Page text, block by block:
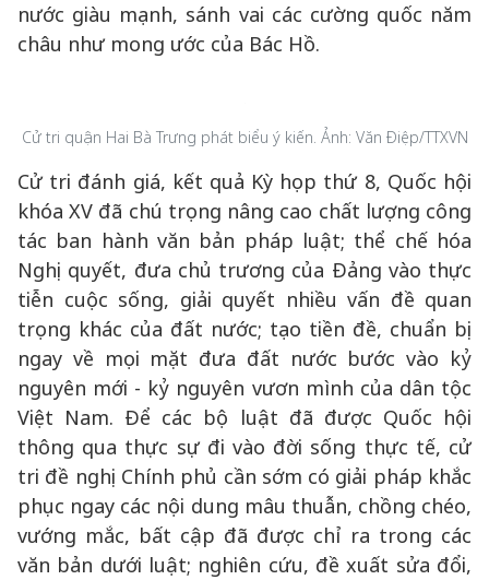
nước giàu mạnh, sánh vai các cường quốc năm
châu như mong ước của Bác Hồ.
Cử tri quận Hai Bà Trưng phát biểu ý kiến. Ảnh: Văn Điệp/TTXVN
Cử tri đánh giá, kết quả Kỳ họp thứ 8, Quốc hội
khóa XV đã chú trọng nâng cao chất lượng công
tác ban hành văn bản pháp luật; thể chế hóa
Nghị quyết, đưa chủ trương của Đảng vào thực
tiễn cuộc sống, giải quyết nhiều vấn đề quan
trọng khác của đất nước; tạo tiền đề, chuẩn bị
ngay về mọi mặt đưa đất nước bước vào kỷ
nguyên mới - kỷ nguyên vươn mình của dân tộc
Việt Nam. Để các bộ luật đã được Quốc hội
thông qua thực sự đi vào đời sống thực tế, cử
tri đề nghị Chính phủ cần sớm có giải pháp khắc
phục ngay các nội dung mâu thuẫn, chồng chéo,
vướng mắc, bất cập đã được chỉ ra trong các
văn bản dưới luật; nghiên cứu, đề xuất sửa đổi,